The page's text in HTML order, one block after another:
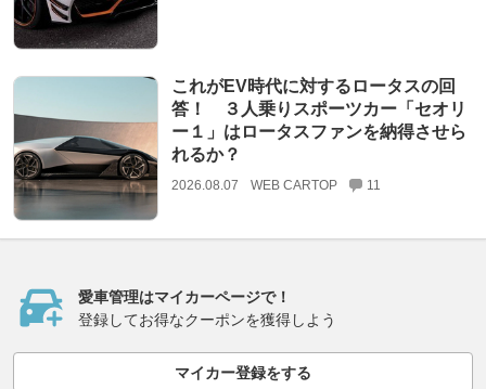
これがEV時代に対するロータスの回
答！ ３人乗りスポーツカー「セオリ
ー１」はロータスファンを納得させら
れるか？
2026.08.07 WEB CARTOP 11
愛車管理はマイカーページで！
登録してお得なクーポンを獲得しよう
マイカー登録をする